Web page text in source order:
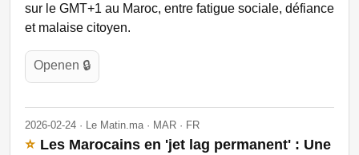
sur le GMT+1 au Maroc, entre fatigue sociale, défiance
et malaise citoyen.
Openen 🔒
2026-02-24 · Le Matin.ma · MAR · FR
⭐ Les Marocains en 'jet lag permanent' : Une